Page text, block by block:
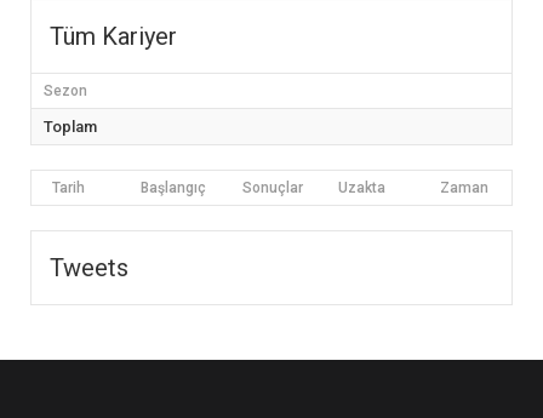
Tüm Kariyer
Sezon
Toplam
Tarih Başlangıç Sonuçlar Uzakta Zaman
Tweets